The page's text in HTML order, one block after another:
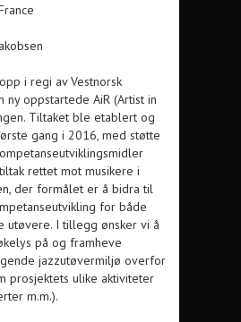
i regi av Vestnorsk
ny oppstartede AiR (Artist in
Tiltaket ble etablert og
gang i 2016, med støtte
rettet mot musikere i
der formålet er å bidra til
for både
utøvere. I tillegg ønsker vi å
på og framheve
jazzutøvermiljø overfor
prosjektets ulike aktiviteter
m.m.).